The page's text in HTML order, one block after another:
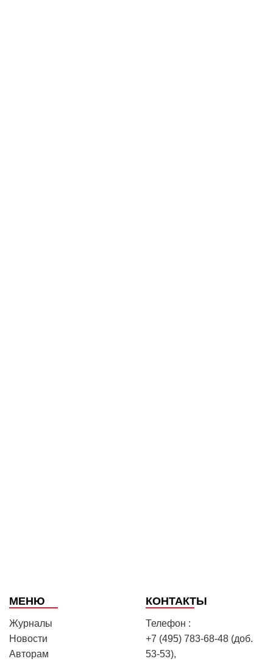
МЕНЮ
Журналы
Новости
Авторам
КОНТАКТЫ
Телефон :
+7 (495) 783-68-48 (доб.
53-53),